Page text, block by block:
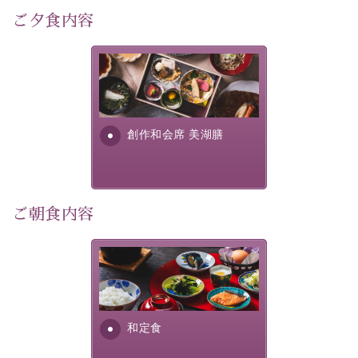
30項目以上からなる独自の衛生・消毒プログラムの基、
徹底した衛生管理を行っております。
---------------------------------------------
・朝夕個室料亭で個室食
・諏訪大社4社を巡る無料参拝バス（事前予約制）
・館内着をご用意
・環境に配慮したアメニティをご用意
・館内フリーWi-Fi
・チェックイン15時、チェックアウト10時
・朝夕個室料亭で個室食
・夕食は地産地消の創作和会席 美湖膳（二十四節気と
ご夕食内容
創作和会席 美湖膳
美湖膳とは諏訪の地で特別を
提供する為に料理長・神原 裕
明が考え出した創作和会席で
す。美しい諏訪湖の幸...
ご朝食内容
和定食
さっぱりとした和食膳に使わ
れる食材は、諏訪の名産品を
ふんだんに取り入れ、安心・
安全を心掛けた長野県産...